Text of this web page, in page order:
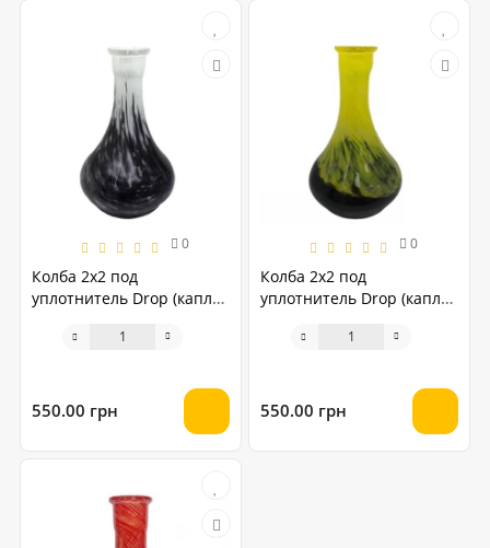
0
Колба 2х2 под
уплотнитель Drop (капля)
550.00 грн
0
Колба 2х2 под
уплотнитель Drop (капля)
550.00 грн